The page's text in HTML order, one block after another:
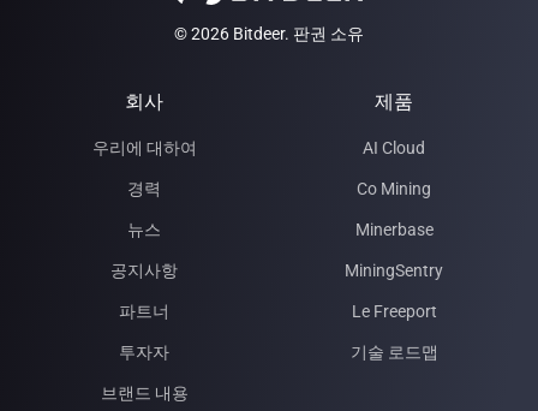
© 2026 Bitdeer. 판권 소유
회사
우리에 대하여
경력
뉴스
공지사항
파트너
투자자
브랜드 내용
제품
AI Cloud
Co Mining
Minerbase
MiningSentry
Le Freeport
기술 로드맵